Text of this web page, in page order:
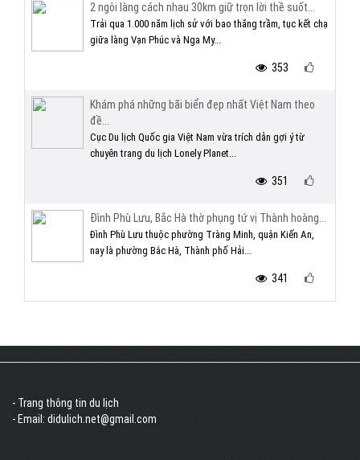
2 ngôi làng cách nhau 30km giữ trọn lời thề suốt...
Trải qua 1.000 năm lịch sử với bao thăng trầm, tục kết chạ
giữa làng Vạn Phúc và Nga My...
353
Khám phá những bãi biển đẹp nhất Việt Nam theo
đề...
Cục Du lịch Quốc gia Việt Nam vừa trích dẫn gợi ý từ
chuyên trang du lịch Lonely Planet...
351
Đình Phù Lưu, Bắc Hà thờ phụng tứ vị Thành hoàng...
Đình Phù Lưu thuộc phường Tràng Minh, quận Kiến An,
nay là phường Bắc Hà, Thành phố Hải...
341
- Trang thông tin du lịch
- Email: didulich.net@gmail.com